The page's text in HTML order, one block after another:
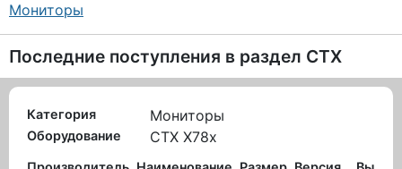
Мониторы
Последние поступления в раздел CTX
Категория Мониторы
Оборудование CTX X78x